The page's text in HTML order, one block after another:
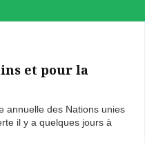
et pour la
annuelle des Nations unies
il y a quelques jours à